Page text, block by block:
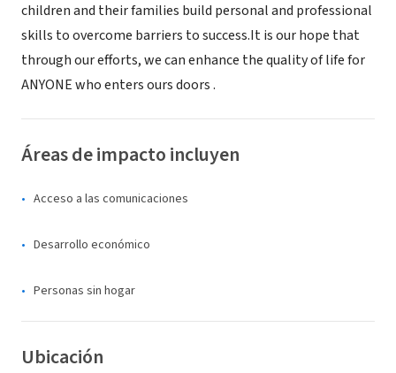
children and their families build personal and professional
skills to overcome barriers to success.It is our hope that
through our efforts, we can enhance the quality of life for
ANYONE who enters ours doors .
Áreas de impacto incluyen
Acceso a las comunicaciones
Desarrollo económico
Personas sin hogar
Ubicación